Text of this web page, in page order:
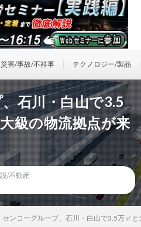
災害/事故/不祥事 テクノロジー/製品
石川・白山で3.5
級の物流拠点が来
/不動産
センコーグループ、石川・白山で3.5万㎡